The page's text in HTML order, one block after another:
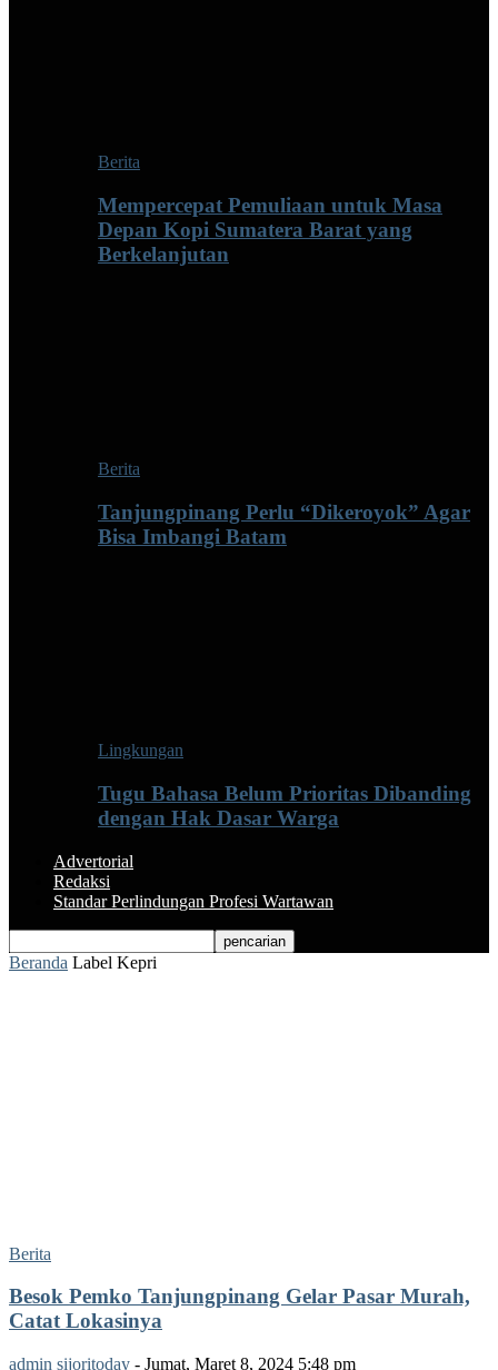
Berita
Mempercepat Pemuliaan untuk Masa
Depan Kopi Sumatera Barat yang
Berkelanjutan
Berita
Tanjungpinang Perlu “Dikeroyok” Agar
Bisa Imbangi Batam
Lingkungan
Tugu Bahasa Belum Prioritas Dibanding
dengan Hak Dasar Warga
Advertorial
Redaksi
Standar Perlindungan Profesi Wartawan
Beranda Label Kepri
Berita
Besok Pemko Tanjungpinang Gelar Pasar Murah,
Catat Lokasinya
admin sijoritoday - Jumat, Maret 8, 2024 5:48 pm